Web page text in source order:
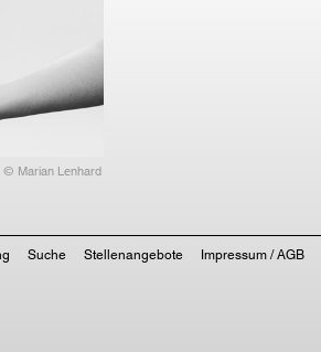
© Marian Lenhard
Suche Stellenangebote
Impressum / AGB